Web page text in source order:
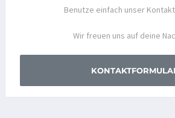
Benutze einfach unser
Wir freuen uns auf deine